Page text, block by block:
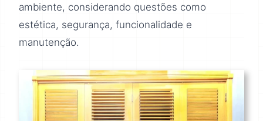
ambiente, considerando questões como
estética, segurança, funcionalidade e
manutenção.